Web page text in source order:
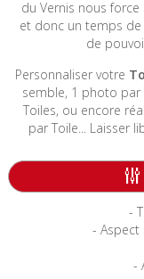
du Vernis nous
et donc un temps de
de
Personnaliser votre
semble, 1 photo
Toiles, ou encore
par Toile... Laisser
-
-
-